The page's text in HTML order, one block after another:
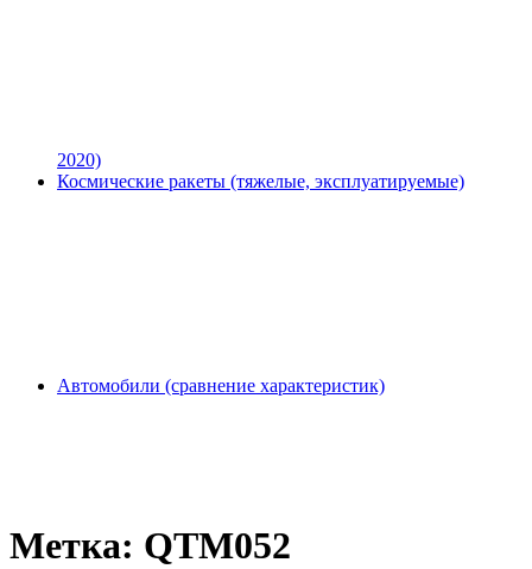
2020)
Космические ракеты (тяжелые, эксплуатируемые)
Автомобили (сравнение характеристик)
Метка: QTM052